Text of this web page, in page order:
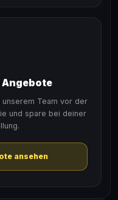
Angebote
Team vor der
und spare bei deiner
ansehen